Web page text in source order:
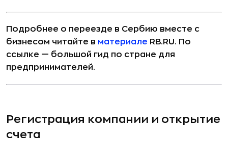
Подробнее о переезде в Сербию вместе с
бизнесом читайте в материале RB.RU. По
ссылке — большой гид по стране для
предпринимателей.
Регистрация компании и открытие
счета